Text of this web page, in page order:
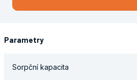
Parametry
Sorpční kapacita